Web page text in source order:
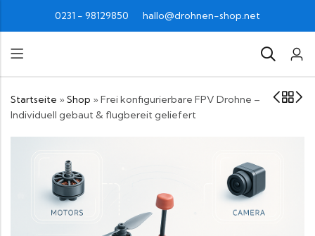
0231 - 98129850 hallo@drohnen-shop.net
Startseite » Shop » Frei konfigurierbare FPV Drohne –
Individuell gebaut & flugbereit geliefert